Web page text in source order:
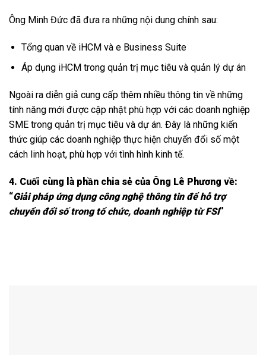
Ông Minh Đức đã đưa ra những nội dung chính sau:
Tổng quan về iHCM và e Business Suite
Áp dụng iHCM trong quản trị mục tiêu và quản lý dự án
Ngoài ra diễn giả cung cấp thêm nhiều thông tin về những
tính năng mới được cập nhật phù hợp với các doanh nghiệp
SME trong quản trị mục tiêu và dự án. Đây là những kiến
thức giúp các doanh nghiệp thực hiện chuyển đổi số một
cách linh hoạt, phù hợp với tình hình kinh tế.
4. Cuối cùng là phần chia sẻ của Ông Lê Phương về:
“Giải pháp ứng dụng công nghệ thông tin để hỗ trợ
chuyển đổi số trong tổ chức, doanh nghiệp từ FSI”